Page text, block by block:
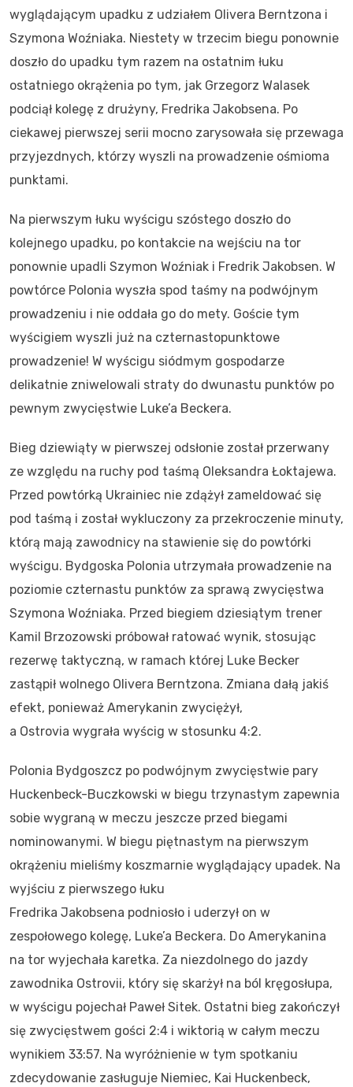
wyglądającym upadku z udziałem Olivera Berntzona i
Szymona Woźniaka. Niestety w trzecim biegu ponownie
doszło do upadku tym razem na ostatnim łuku
ostatniego okrążenia po tym, jak Grzegorz Walasek
podciął kolegę z drużyny, Fredrika Jakobsena. Po
ciekawej pierwszej serii mocno zarysowała się przewaga
przyjezdnych, którzy wyszli na prowadzenie ośmioma
punktami.
Na pierwszym łuku wyścigu szóstego doszło do
kolejnego upadku, po kontakcie na wejściu na tor
ponownie upadli Szymon Woźniak i Fredrik Jakobsen. W
powtórce Polonia wyszła spod taśmy na podwójnym
prowadzeniu i nie oddała go do mety. Goście tym
wyścigiem wyszli już na czternastopunktowe
prowadzenie! W wyścigu siódmym gospodarze
delikatnie zniwelowali straty do dwunastu punktów po
pewnym zwycięstwie Luke’a Beckera.
Bieg dziewiąty w pierwszej odsłonie został przerwany
ze względu na ruchy pod taśmą Oleksandra Łoktajewa.
Przed powtórką Ukrainiec nie zdążył zameldować się
pod taśmą i został wykluczony za przekroczenie minuty,
którą mają zawodnicy na stawienie się do powtórki
wyścigu. Bydgoska Polonia utrzymała prowadzenie na
poziomie czternastu punktów za sprawą zwycięstwa
Szymona Woźniaka. Przed biegiem dziesiątym trener
Kamil Brzozowski próbował ratować wynik, stosując
rezerwę taktyczną, w ramach której Luke Becker
zastąpił wolnego Olivera Berntzona. Zmiana dałą jakiś
efekt, ponieważ Amerykanin zwyciężył,
a Ostrovia wygrała wyścig w stosunku 4:2.
Polonia Bydgoszcz po podwójnym zwycięstwie pary
Huckenbeck-Buczkowski w biegu trzynastym zapewnia
sobie wygraną w meczu jeszcze przed biegami
nominowanymi. W biegu piętnastym na pierwszym
okrążeniu mieliśmy koszmarnie wyglądający upadek. Na
wyjściu z pierwszego łuku
Fredrika Jakobsena podniosło i uderzył on w
zespołowego kolegę, Luke’a Beckera. Do Amerykanina
na tor wyjechała karetka. Za niezdolnego do jazdy
zawodnika Ostrovii, który się skarżył na ból kręgosłupa,
w wyścigu pojechał Paweł Sitek. Ostatni bieg zakończył
się zwycięstwem gości 2:4 i wiktorią w całym meczu
wynikiem 33:57. Na wyróżnienie w tym spotkaniu
zdecydowanie zasługuje Niemiec, Kai Huckenbeck,